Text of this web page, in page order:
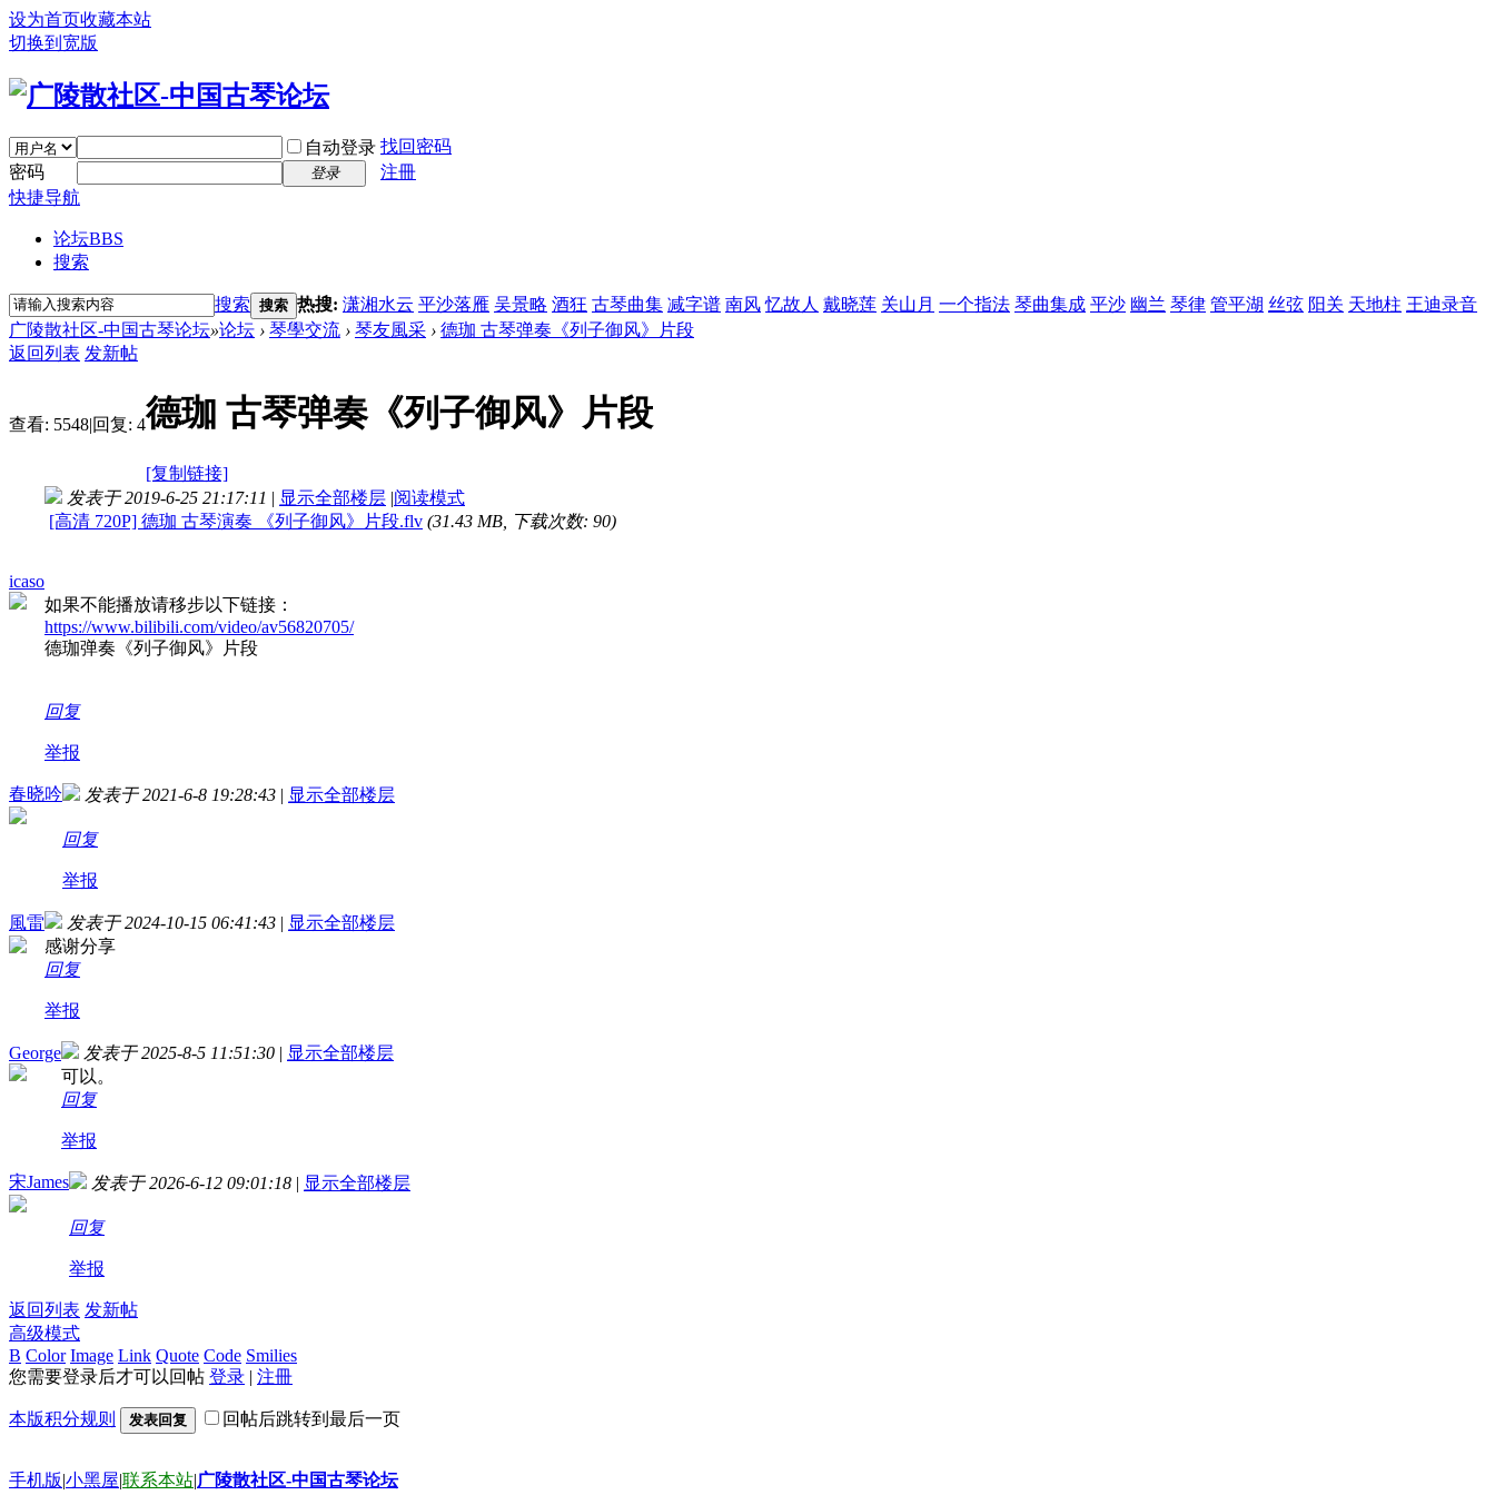
设为首页收藏本站
切换到宽版
自动登录 找回密码
密码
登录
注冊
快捷导航
论坛BBS
搜索
搜索 搜索 热搜: 潇湘水云 平沙落雁 吴景略 酒狂 古琴曲集 减字谱 南风 忆故人 戴晓莲 关山月 一个指法 琴曲集成 平沙 幽兰 琴律 管平湖 丝弦 阳关 天地柱 王迪录音
广陵散社区-中国古琴论坛»论坛 › 琴學交流 › 琴友風采 › 德珈 古琴弹奏《列子御风》片段
返回列表 发新帖
查看: 5548|回复: 4德珈 古琴弹奏《列子御风》片段
[复制链接]
icaso
发表于 2019-6-25 21:17:11 | 显示全部楼层 |阅读模式
[高清 720P] 德珈 古琴演奏 《列子御风》片段.flv (31.43 MB, 下载次数: 90)
如果不能播放请移步以下链接：
https://www.bilibili.com/video/av56820705/
德珈弹奏《列子御风》片段
回复
举报
春晓吟 发表于 2021-6-8 19:28:43 | 显示全部楼层
回复
举报
風雷 发表于 2024-10-15 06:41:43 | 显示全部楼层
感谢分享
回复
举报
George 发表于 2025-8-5 11:51:30 | 显示全部楼层
可以。
回复
举报
宋James 发表于 2026-6-12 09:01:18 | 显示全部楼层
回复
举报
返回列表 发新帖
高级模式
B Color Image Link Quote Code Smilies
您需要登录后才可以回帖 登录 | 注冊
本版积分规则 发表回复 回帖后跳转到最后一页
手机版|小黑屋|联系本站|广陵散社区-中国古琴论坛